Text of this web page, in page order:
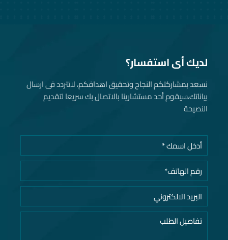
لديك أى استفسار؟
نسعد بمشاركتكم النجاح وتحقيق اهدافكم، لاتتردد فى ارسال
بياناتك، سيقوم أحد مستشارينا بالاتصال بك سريعا لتقديم
النصيحة